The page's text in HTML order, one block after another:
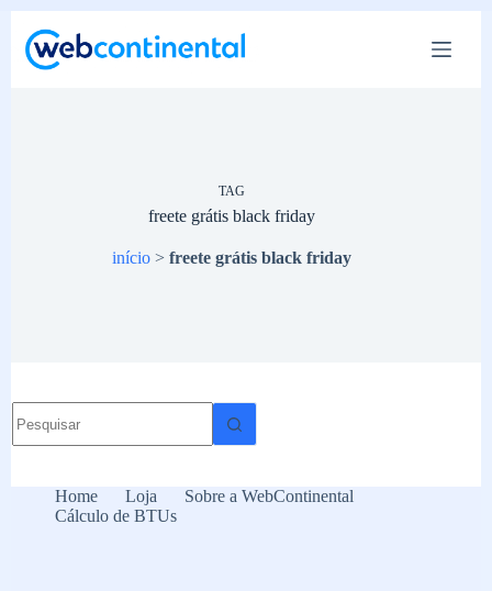
para
TAG
freete grátis black friday
início> freete grátis black friday
resultados
Home Loja
Sobre a WebContinental
Cálculo de BTUs